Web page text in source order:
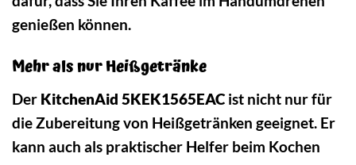
genießen können.
Mehr als nur Heißgetränke
Der KitchenAid 5KEK1565EACist nicht nur für
die Zubereitung von Heißgetränken geeignet. Er
kann auch als praktischer Helfer beim Kochen